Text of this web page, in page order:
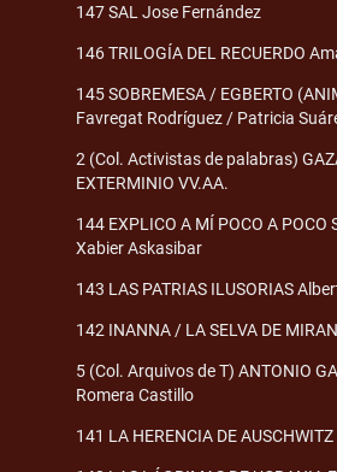
147 SAL Jose Fernández
146 TRILOGÍA DEL RECUERDO
145 SOBREMESA / EGBERTO
Favregat Rodríguez / Patricia
2 (Col. Activistas de palabras)
EXTERMINIO VV.AA.
144 EXPLICO A MÍ POCO A POCO
Xabier Askasibar
143 LAS PATRIAS ILUSORIAS
142 INANNA / LA SELVA DE
5 (Col. Arquivos de T) ANTONIO
Romera Castillo
141 LA HERENCIA DE